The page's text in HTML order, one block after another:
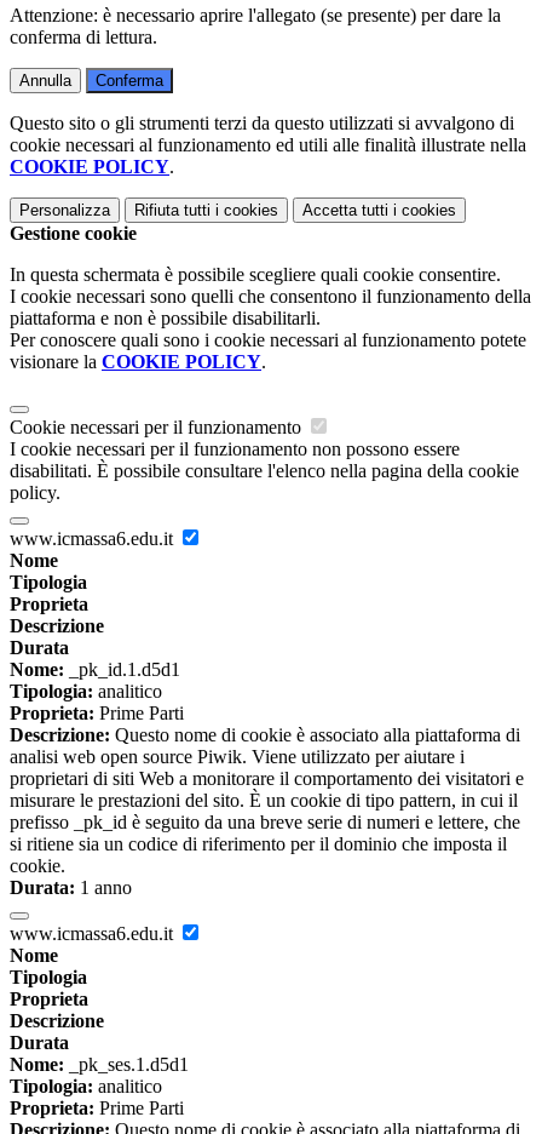
Attenzione: è necessario aprire l'allegato (se presente) per dare la
conferma di lettura.
Annulla Conferma
Questo sito o gli strumenti terzi da questo utilizzati si avvalgono di
cookie necessari al funzionamento ed utili alle finalità illustrate nella
COOKIE POLICY.
Personalizza Rifiuta tutti i cookies Accetta tutti i cookies
Gestione cookie
In questa schermata è possibile scegliere quali cookie consentire.
I cookie necessari sono quelli che consentono il funzionamento della
piattaforma e non è possibile disabilitarli.
Per conoscere quali sono i cookie necessari al funzionamento potete
visionare la COOKIE POLICY.
Cookie necessari per il funzionamento
I cookie necessari per il funzionamento non possono essere
disabilitati. È possibile consultare l'elenco nella pagina della cookie
policy.
www.icmassa6.edu.it
Nome
Tipologia
Proprieta
Descrizione
Durata
Nome: _pk_id.1.d5d1
Tipologia: analitico
Proprieta: Prime Parti
Descrizione: Questo nome di cookie è associato alla piattaforma di
analisi web open source Piwik. Viene utilizzato per aiutare i
proprietari di siti Web a monitorare il comportamento dei visitatori e
misurare le prestazioni del sito. È un cookie di tipo pattern, in cui il
prefisso _pk_id è seguito da una breve serie di numeri e lettere, che
si ritiene sia un codice di riferimento per il dominio che imposta il
cookie.
Durata: 1 anno
www.icmassa6.edu.it
Nome
Tipologia
Proprieta
Descrizione
Durata
Nome: _pk_ses.1.d5d1
Tipologia: analitico
Proprieta: Prime Parti